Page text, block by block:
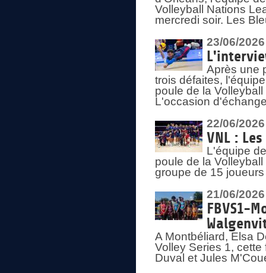
Volleyball Nations
mercredi soir. Les
23/06/2026
Après une
trois défaites,
poule de la
L'occasion
22/06/2026
VNL :
L'équipe
poule de la
groupe de 15
21/06/2026
FBVS1-
A Montbéliard, Elsa
Volley Series 1,
Duval et Jules